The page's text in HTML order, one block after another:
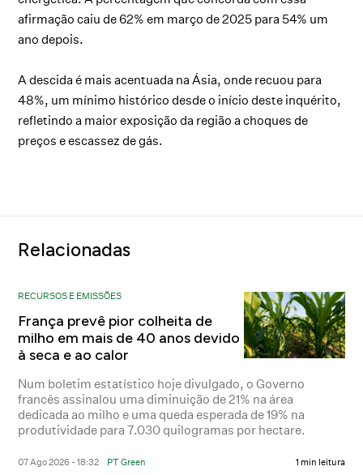
afirmação caiu de 62% em março de 2025 para 54% um
ano depois.
A descida é mais acentuada na Ásia, onde recuou para
48%, um mínimo histórico desde o início deste inquérito,
refletindo a maior exposição da região a choques de
preços e escassez de gás.
Relacionadas
RECURSOS E EMISSÕES
França prevê pior colheita de
milho em mais de 40 anos devido
à seca e ao calor
Num boletim estatístico hoje divulgado, o Governo
francês assinalou uma diminuição de 21% na área
dedicada ao milho e uma queda esperada de 19% na
produtividade para 7.030 quilogramas por hectare.
07 Ago 2026 - 18:32 PT Green 1 min leitura